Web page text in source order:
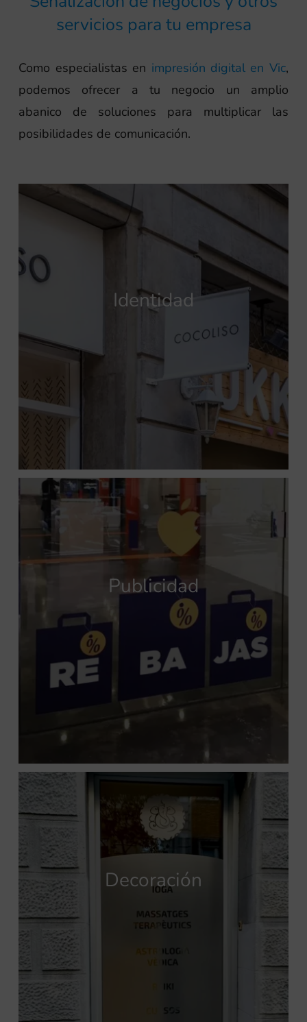
servicios para tu empresa
Como especialistas en impresión digital en Vic,
podemos ofrecer a tu negocio un amplio
abanico de soluciones para multiplicar las
posibilidades de comunicación.
Identidad
Publicidad
Decoración